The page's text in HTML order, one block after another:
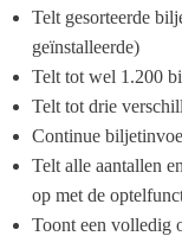
Telt gesorteerde
geïnstalleerde)
Telt tot wel 1.200
Telt tot drie
Continue
Telt alle aantallen
op met de
Toont een volledig